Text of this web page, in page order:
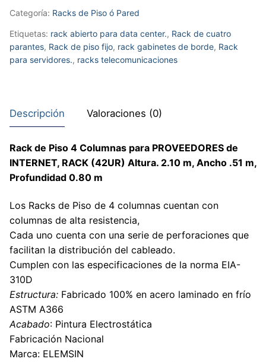
m,
Ancho
0.51
m,
Profundidad
cantidad
Categoría: Racks de Piso ó Pared
Etiquetas: rack abierto para data center., Rack de cuatro
parantes, Rack de piso fijo, rack gabinetes de borde, Rack
para servidores., racks telecomunicaciones
Descripción Valoraciones (0)
Rack de Piso 4 Columnas para PROVEEDORES de
INTERNET, RACK (42UR) Altura. 2.10 m, Ancho .51 m,
Profundidad 0.80 m
Los Racks de Piso de 4 columnas cuentan con
columnas de alta resistencia,
Cada uno cuenta con una serie de perforaciones que
facilitan la distribución del cableado.
Cumplen con las especificaciones de la norma EIA-
310D
Estructura: Fabricado 100% en acero laminado en frío
ASTM A366
Acabado: Pintura Electrostática
Fabricación Nacional
Marca: ELEMSIN